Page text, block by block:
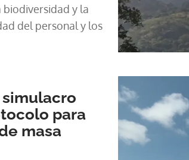
biodiversidad y la
del personal y los
para
masa